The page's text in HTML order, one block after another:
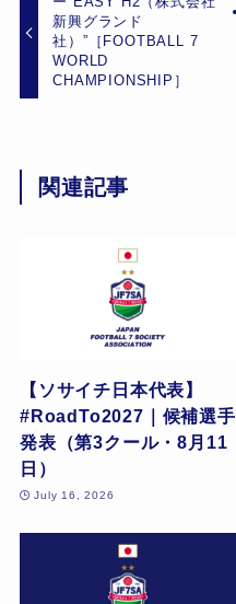
新興グランド
社）”［FOOTBALL 7
WORLD
CHAMPIONSHIP］
関連記事
【ソサイチ日本代表】
#RoadTo2027｜候補選手
発表（第3クール・8月11
日）
July 16, 2026